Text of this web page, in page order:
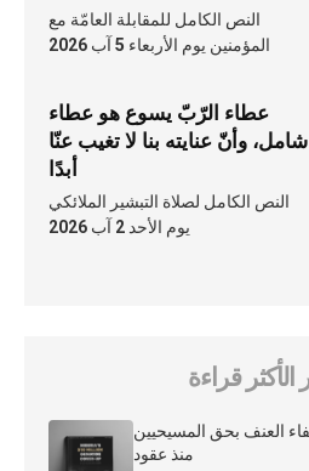
النص الكامل للمقابلة العامّة مع
المؤمنين يوم الأربعاء 5 آب 2026
عطاء الرّبّ يسوع هو عطاء
شامل، وأنّ عنايته بنا لا تغيب عنّا
أبدًا
النص الكامل لصلاة التبشير الملائكي
يوم الأحد 2 آب 2026
الأكثر قراءة
العنف بحق المسيحيين
منذ عقود